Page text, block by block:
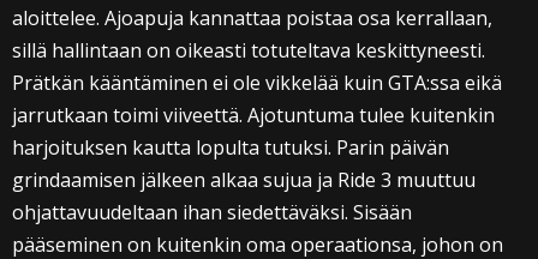
aloittelee. Ajoapuja kannattaa poistaa osa kerrallaan,
sillä hallintaan on oikeasti totuteltava keskittyneesti.
Prätkän kääntäminen ei ole vikkelää kuin GTA:ssa eikä
jarrutkaan toimi viiveettä. Ajotuntuma tulee kuitenkin
harjoituksen kautta lopulta tutuksi. Parin päivän
grindaamisen jälkeen alkaa sujua ja Ride 3 muuttuu
ohjattavuudeltaan ihan siedettäväksi. Sisään
pääseminen on kuitenkin oma operaationsa, johon on